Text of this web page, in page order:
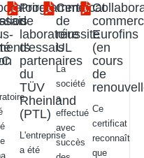
Programme
de
laboratoire
d'essais
partenaires
du
TÜV
Rheinland
(PTL)
L'entreprise
a été
Certificat
de
réussite
UL
La
société
a
effectué
avec
succès
Eurofins
(en
cours
de
Ce
certificat
reconnaît
que